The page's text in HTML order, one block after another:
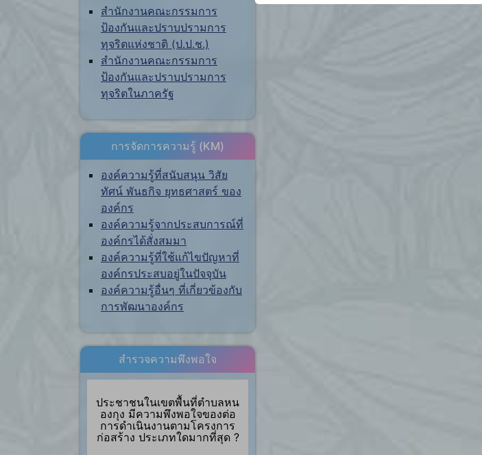
สำนักงานคณะกรรมการ
ป้องกันและปราบปรามการ
ทุจริตแห่งชาติ (ป.ป.ช.)
สำนักงานคณะกรรมการ
ป้องกันและปราบปรามการ
ทุจริตในภาครัฐ
การจัดการความรู้ (KM)
องค์ความรู้ที่สนับสนุน วิสัย
ทัศน์ พันธกิจ ยุทธศาสตร์ ของ
องค์กร
องค์ความรู้จากประสบการณ์ที่
องค์กรได้สั่งสมมา
องค์ความรู้ที่ใช้แก้ไขปัญหาที่
องค์กรประสบอยู่ในปัจจุบัน
องค์ความรู้อื่นๆ ที่เกี่ยวข้องกับ
การพัฒนาองค์กร
สำรวจความพึงพอใจ
ประชาชนในเขตพื้นที่ตำบลหน
องกุง มีความพึงพอใจของต่อ
การดำเนินงานตามโครงการ
ก่อสร้าง ประเภทใดมากที่สุด ?